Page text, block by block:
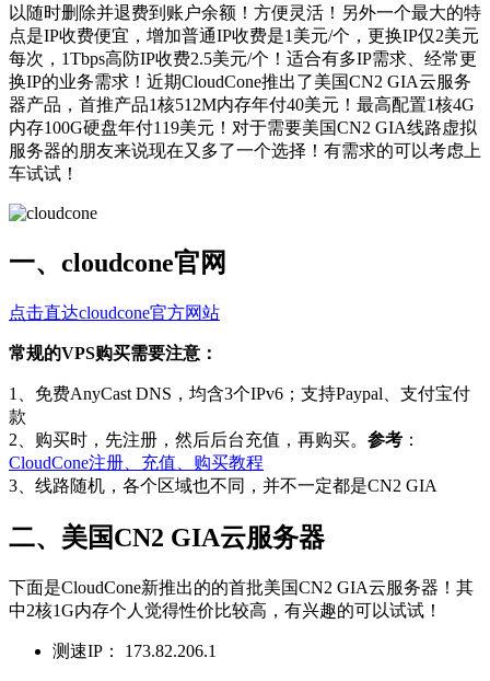
以随时删除并退费到账户余额！方便灵活！另外一个最大的特
点是IP收费便宜，增加普通IP收费是1美元/个，更换IP仅2美元
每次，1Tbps高防IP收费2.5美元/个！适合有多IP需求、经常更
换IP的业务需求！近期CloudCone推出了美国CN2 GIA云服务
器产品，首推产品1核512M内存年付40美元！最高配置1核4G
内存100G硬盘年付119美元！对于需要美国CN2 GIA线路虚拟
服务器的朋友来说现在又多了一个选择！有需求的可以考虑上
车试试！
一、cloudcone官网
点击直达cloudcone官方网站
常规的VPS购买需要注意：
1、免费AnyCast DNS，均含3个IPv6；支持Paypal、支付宝付
款
2、购买时，先注册，然后后台充值，再购买。 参考 ：
CloudCone注册、充值、购买教程
3、线路随机，各个区域也不同，并不一定都是CN2 GIA
二、美国CN2 GIA云服务器
下面是CloudCone新推出的的首批美国CN2 GIA云服务器！其
中2核1G内存个人觉得性价比较高，有兴趣的可以试试！
测速IP： 173.82.206.1